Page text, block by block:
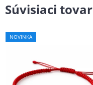
Súvisiaci tovar
NOVINKA